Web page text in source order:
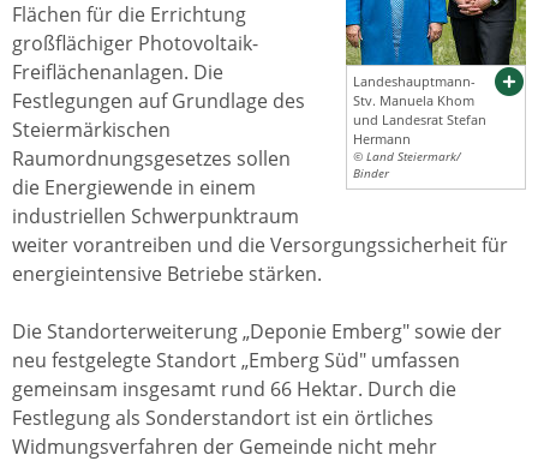
Landeshauptmann-
Stv. Manuela Khom
und Landesrat Stefan
Hermann
© Land Steiermark/
Binder
Flächen für die Errichtung
großflächiger Photovoltaik-
Freiflächenanlagen. Die
Festlegungen auf Grundlage des
Steiermärkischen
Raumordnungsgesetzes sollen
die Energiewende in einem
industriellen Schwerpunktraum
weiter vorantreiben und die Versorgungssicherheit für
energieintensive Betriebe stärken.
Die Standorterweiterung „Deponie Emberg" sowie der
neu festgelegte Standort „Emberg Süd" umfassen
gemeinsam insgesamt rund 66 Hektar. Durch die
Festlegung als Sonderstandort ist ein örtliches
Widmungsverfahren der Gemeinde nicht mehr